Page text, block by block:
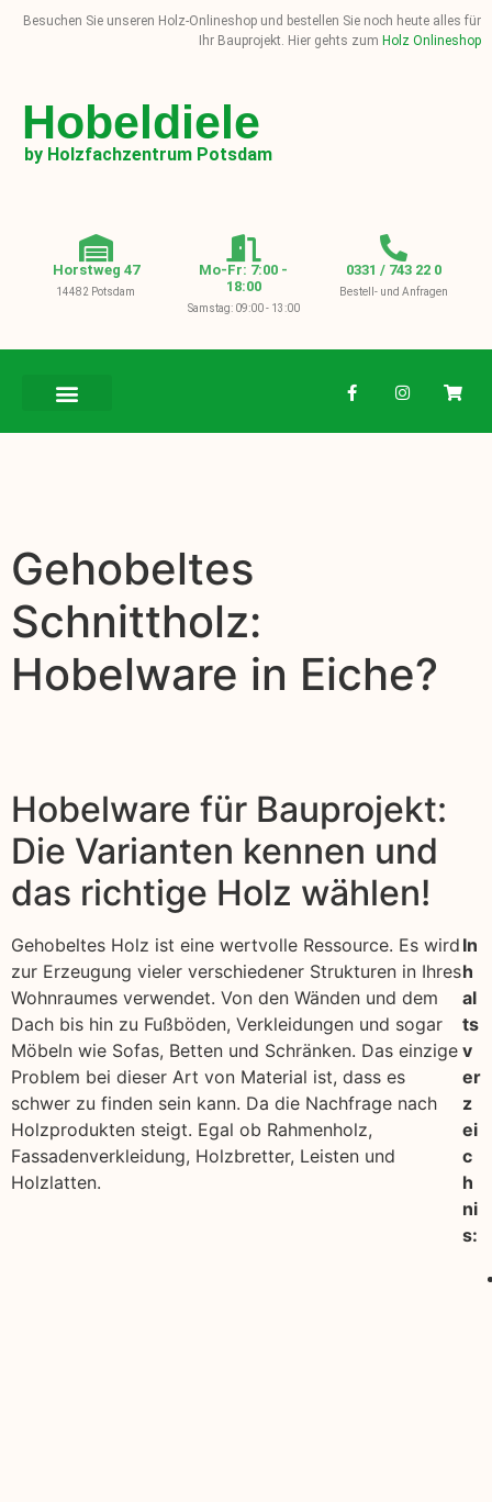
Besuchen Sie unseren Holz-Onlineshop und bestellen Sie noch heute alles für
Ihr Bauprojekt. Hier gehts zum Holz Onlineshop
Hobeldiele
by Holzfachzentrum Potsdam
Horstweg 47
14482 Potsdam
Mo-Fr: 7:00 -
18:00
Samstag: 09:00 - 13:00
0331 / 743 22 0
Bestell- und Anfragen
Gehobeltes
Schnittholz:
Hobelware in Eiche?
Hobelware für Bauprojekt:
Die Varianten kennen und
das richtige Holz wählen!
Gehobeltes Holz ist eine wertvolle Ressource. Es wird
zur Erzeugung vieler verschiedener Strukturen in Ihres
Wohnraumes verwendet. Von den Wänden und dem
Dach bis hin zu Fußböden, Verkleidungen und sogar
Möbeln wie Sofas, Betten und Schränken. Das einzige
Problem bei dieser Art von Material ist, dass es
schwer zu finden sein kann. Da die Nachfrage nach
Holzprodukten steigt. Egal ob Rahmenholz,
Fassadenverkleidung, Holzbretter, Leisten und
Holzlatten.
In
h
al
ts
v
er
z
ei
c
h
ni
s: